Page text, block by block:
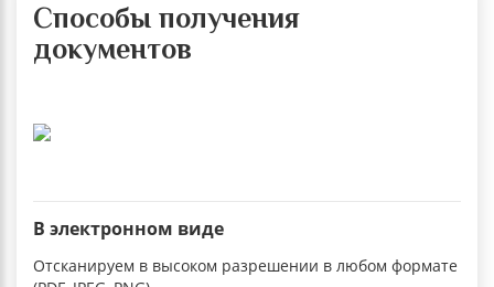
Способы получения
документов
В электронном виде
Отсканируем в высоком разрешении в любом формате